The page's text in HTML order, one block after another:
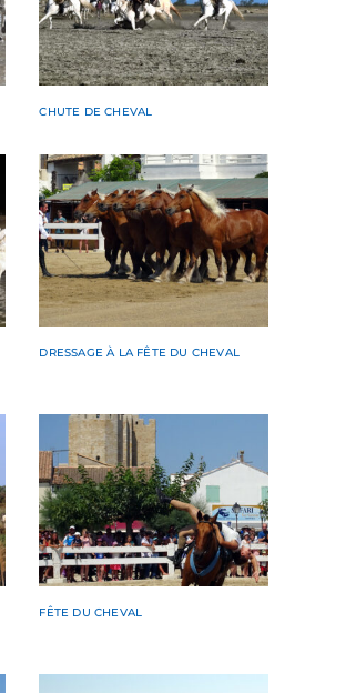
CHUTE DE CHEVAL
DRESSAGE À LA FÊTE DU CHEVAL
FÊTE DU CHEVAL